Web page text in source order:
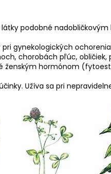
podobné
gynekologických
chorobách pľúc,
ženským hormónom
Užíva sa pri